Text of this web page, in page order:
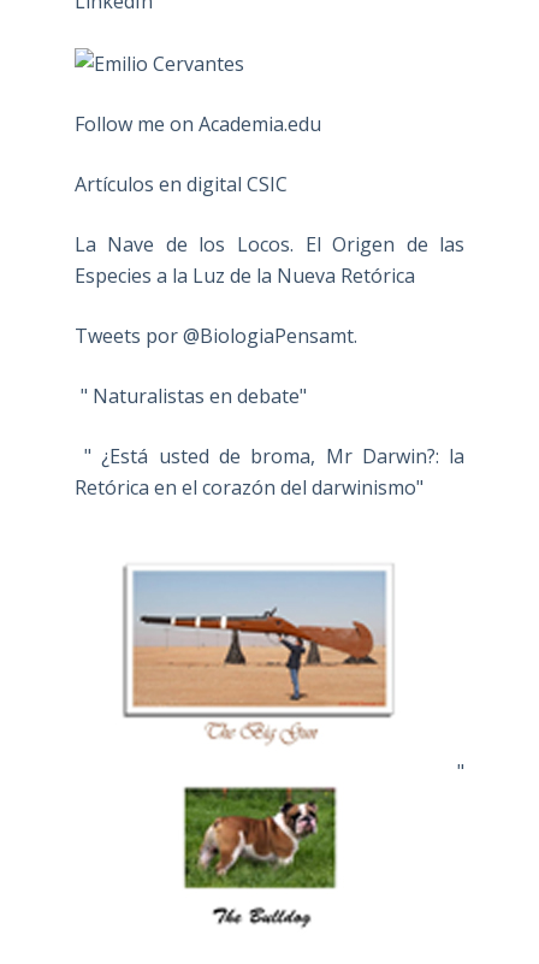
Follow me on Academia.edu
Artículos en digital CSIC
La Nave de los Locos. El Origen de las
Especies a la Luz de la Nueva Retórica
Tweets por @BiologiaPensamt.
" Naturalistas en debate"
" ¿Está usted de broma, Mr Darwin?: la
Retórica en el corazón del darwinismo"
"